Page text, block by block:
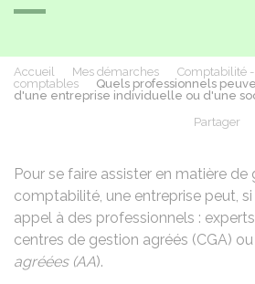
Accueil Mes démarches Comptabilité
comptables
Quels professionnels
d'une entreprise individuelle ou d'une
Partager
Pour se faire assister en matière
comptabilité, une entreprise peut,
appel à des professionnels :
centres de gestion agréés (CGA) ou
agréées (AA).